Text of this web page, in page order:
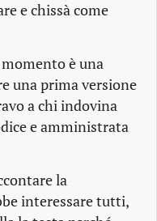
e chissà come
è una
una prima versione
a chi indovina
e amministrata
la
interessare tutti,